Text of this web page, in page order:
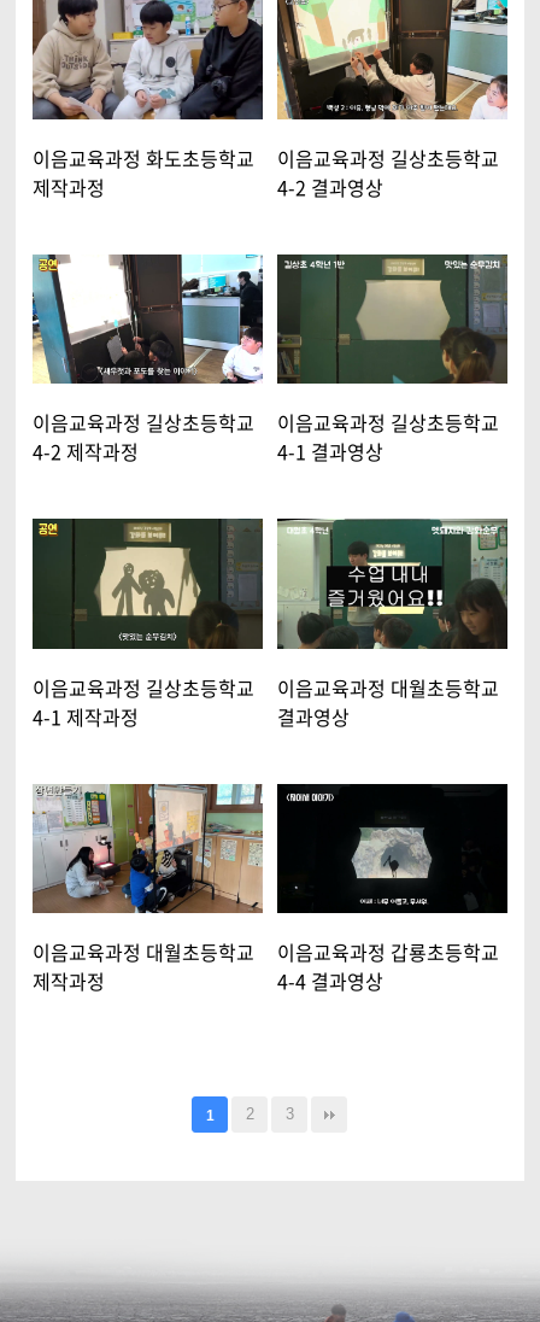
이음교육과정 화도초등학교
제작과정
이음교육과정 길상초등학교
4-2 결과영상
이음교육과정 길상초등학교
4-2 제작과정
이음교육과정 길상초등학교
4-1 결과영상
이음교육과정 길상초등학교
4-1 제작과정
이음교육과정 대월초등학교
결과영상
이음교육과정 대월초등학교
제작과정
이음교육과정 갑룡초등학교
4-4 결과영상
1 2 3